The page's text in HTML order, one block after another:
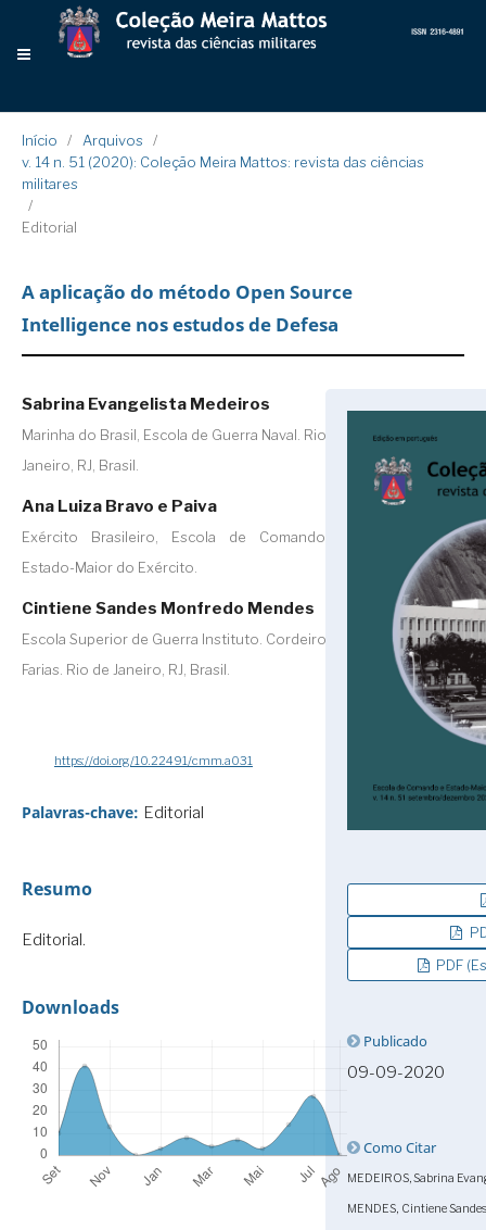
Início / Arquivos
/
v. 14 n. 51 (2020): Coleção Meira Mattos: revista das ciências
militares
/
Editorial
A aplicação do método Open Source
Intelligence nos estudos de Defesa
Sabrina Evangelista Medeiros
Marinha do Brasil, Escola de Guerra Naval. Rio de
Janeiro, RJ, Brasil.
Ana Luiza Bravo e Paiva
Exército Brasileiro, Escola de Comando e
Estado-Maior do Exército.
Cintiene Sandes Monfredo Mendes
Escola Superior de Guerra Instituto. Cordeiro de
Farias. Rio de Janeiro, RJ, Brasil.
https://doi.org/10.22491/cmm.a031
Palavras-chave: Editorial
Resumo
Editorial.
Downloads
PDF
Publicado
09-09-2020
Como Citar
MEDEIROS, Sabrina
MENDES, Cintiene